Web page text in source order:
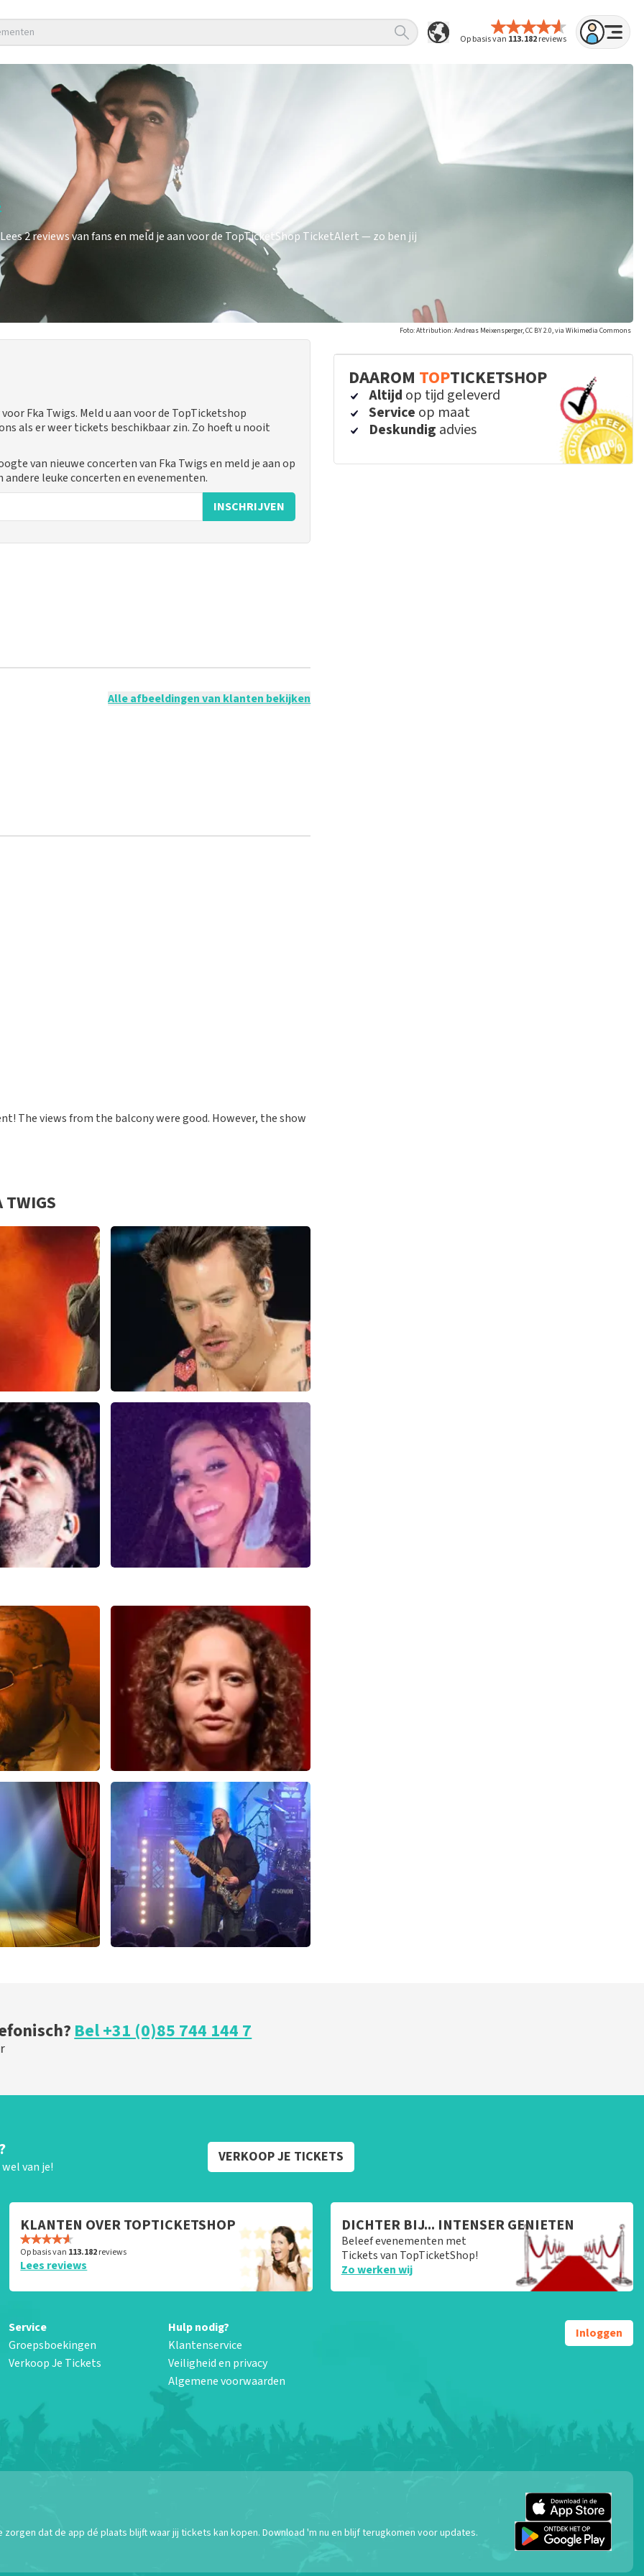
Op basis van 113.182reviews
2 reviews van fans en meld je aan voor de TopTicketShop TicketAlert — zo ben jij
Foto: Attribution: Andreas Meixensperger, CC BY 2.0, via Wikimedia Commons
Fka Twigs. Meld u aan voor de TopTicketshop
als er weer tickets beschikbaar zin. Zo hoeft u nooit
van nieuwe concerten van Fka Twigs en meld je aan op
leuke concerten en evenementen.
INSCHRIJVEN
om een review achter te laten als je geen tickets
Alle afbeeldingen van klanten bekijken
The views from the balcony were good. However, the show
stressing because I didnt know if I would have a place
TWIGS
reviews 29reviews
BEKIJKEN
reviews 8reviews
BEKIJKEN
Esther van der Voort
634 laatste 30 minuten
BESTEL NU
DAAROM TOPTICKETSHOP
Altijd op tijd geleverd
Service op maat
Deskundig advies
Bel +31 (0)85 744 144 7
van je!
VERKOOP JE TICKETS
KLANTEN OVER TOPTICKETSHOP
Op basis van 113.182reviews
Lees reviews
DICHTER BIJ... INTENSER GENIETEN
Beleef evenementen met
Tickets van TopTicketShop!
Zo werken wij
Service
Groepsboekingen
Verkoop Je Tickets
Hulp nodig?
Klantenservice
Veiligheid en privacy
Algemene voorwaarden
Inloggen
dat de app dé plaats blijft waar jij tickets kan kopen. Download 'm nu en blijf terugkomen voor updates.